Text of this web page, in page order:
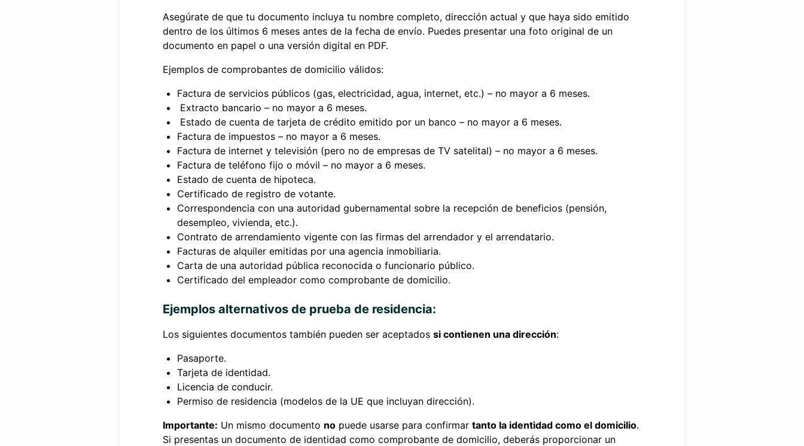
Asegúrate de que tu documento incluya tu nombre completo, dirección actual y que haya sido emitido
dentro de los últimos 6 meses antes de la fecha de envío. Puedes presentar una foto original de un
documento en papel o una versión digital en PDF.
Ejemplos de comprobantes de domicilio válidos:
Factura de servicios públicos (gas, electricidad, agua, internet, etc.) – no mayor a 6 meses.
Extracto bancario – no mayor a 6 meses.
Estado de cuenta de tarjeta de crédito emitido por un banco – no mayor a 6 meses.
Factura de impuestos – no mayor a 6 meses.
Factura de internet y televisión (pero no de empresas de TV satelital) – no mayor a 6 meses.
Factura de teléfono fijo o móvil – no mayor a 6 meses.
Estado de cuenta de hipoteca.
Certificado de registro de votante.
Correspondencia con una autoridad gubernamental sobre la recepción de beneficios (pensión,
desempleo, vivienda, etc.).
Contrato de arrendamiento vigente con las firmas del arrendador y el arrendatario.
Facturas de alquiler emitidas por una agencia inmobiliaria.
Carta de una autoridad pública reconocida o funcionario público.
Certificado del empleador como comprobante de domicilio.
Ejemplos alternativos de prueba de residencia:
Los siguientes documentos también pueden ser aceptados si contienen una dirección:
Pasaporte.
Tarjeta de identidad.
Licencia de conducir.
Permiso de residencia (modelos de la UE que incluyan dirección).
Importante: Un mismo documento no puede usarse para confirmar tanto la identidad como el domicilio.
Si presentas un documento de identidad como comprobante de domicilio, deberás proporcionar un